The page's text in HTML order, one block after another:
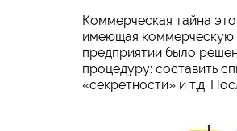
Коммерческая тайна
имеющая коммерческую
предприятии было
процедуру: составить
«секретности» и т.д.